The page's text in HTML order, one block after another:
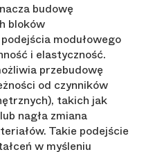
budowę
bloków
modułowego
i elastyczność.
przebudowę
od czynników
takich jak
nagła zmiana
Takie podejście
w myśleniu